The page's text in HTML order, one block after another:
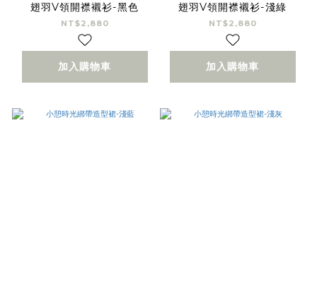
翅羽V領開襟襯衫-黑色
NT$2,880
加入購物車
翅羽V領開襟襯衫-淺綠
NT$2,880
加入購物車